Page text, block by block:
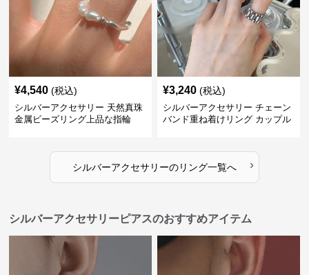
¥4,540 (税込)
シルバーアクセサリー 天然真珠
金属ビーズリング上品な指輪
¥3,240 (税込)
シルバーアクセサリー チェーン
バンド重ね着けリング カップル
シルバーアクセサリーのリング一覧へ ›
シルバーアクセサリーピアスのおすすめアイテム